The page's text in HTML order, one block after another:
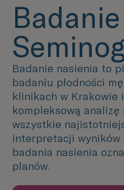
Badanie
Badanie nasienia to
badaniu płodności
klinikach w Krakowie
kompleksową
wszystkie
interpretacji wyników
badania nasienia
planów.